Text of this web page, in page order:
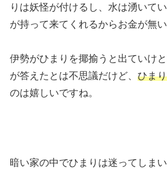
りは妖怪が付けるし、水は湧いて
が持って来てくれるからお金が無
伊勢がひまりを揶揄うと出ていけ
が答えたとは不思議だけど、 ひま
のは嬉しいですね。
暗い家の中でひまりは迷ってしまい